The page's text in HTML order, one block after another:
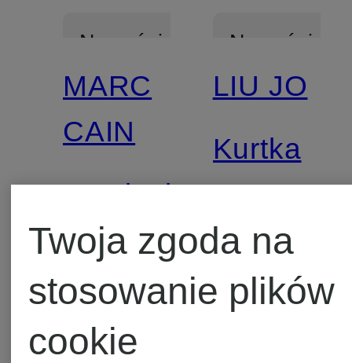
Nowości
MARC
CAIN
Kamizelka
ze
sztucznego
futra z
1 719 zł
Nowości
LIU JO
Kurtka
ze
futra
1 489 zł
Twoja zgoda na
stosowanie plików
cookie